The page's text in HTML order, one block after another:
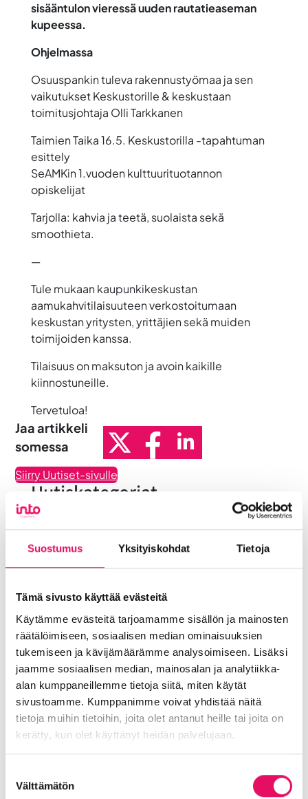
Suostumus Yksityiskohdat Tietoja
Tämä sivusto käyttää evästeitä
Käytämme evästeitä tarjoamamme sisällön ja mainosten
räätälöimiseen, sosiaalisen median ominaisuuksien
tukemiseen ja kävijämäärämme analysoimiseen. Lisäksi
jaamme sosiaalisen median, mainosalan ja analytiikka-
alan kumppaneillemme tietoja siitä, miten käytät
sivustoamme. Kumppanimme voivat yhdistää näitä
tietoja muihin tietoihin, joita olet antanut heille tai joita on
kerätty, kun olet käyttänyt heidän palvelujaan.
valinta
Välttämätön
sisääntulon vieressä uuden rautatieaseman
kupeessa.
Ohjelmassa
Osuuspankin tuleva rakennustyömaa ja sen
vaikutukset Keskustorille & keskustaan
toimitusjohtaja Olli Tarkkanen
Taimien Taika 16.5. Keskustorilla -tapahtuman
esittely
SeAMKin 1.vuoden kulttuurituotannon
opiskelijat
Tarjolla: kahvia ja teetä, suolaista sekä
smoothieta.
—
Tule mukaan kaupunkikeskustan
aamukahvitilaisuuteen verkostoitumaan
keskustan yritysten, yrittäjien sekä muiden
toimijoiden kanssa.
Tilaisuus on maksuton ja avoin kaikille
kiinnostuneille.
Tervetuloa!
Jaa artikkeli
somessa
Siirry Uutiset-sivulle
Uutiskategoriat
Sijoittuminen Seinäjoelle
Startup-yrittäjyys
Tallenteet
Tapahtumat
Töihin Seinäjoelle
Toimitilat ja tontit
Uutiset
Vastuullisuus
Yrittäjätarinat
Yrityskaupat
Yritysneuvonta
Yritysrahoitus
Yritysuutiset
Uusimmat uutiset
Liiketoiminta lentoon -
valmennuksessa hyödyt ryhmän
tuesta
Uutiset